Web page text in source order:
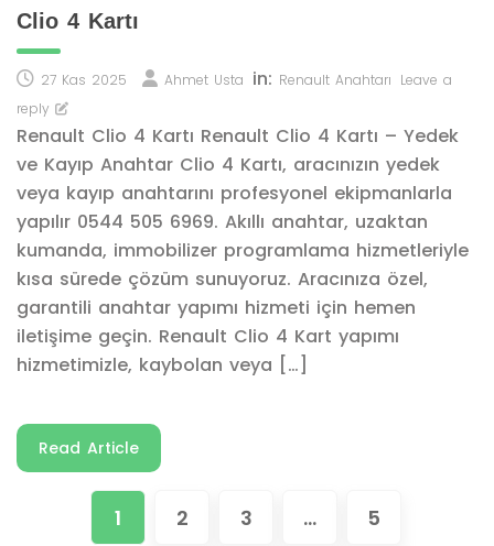
Clio 4 Kartı
27 Kas 2025 Ahmet Usta in: Renault Anahtarı Leave a
reply
Renault Clio 4 Kartı Renault Clio 4 Kartı – Yedek
ve Kayıp Anahtar Clio 4 Kartı, aracınızın yedek
veya kayıp anahtarını profesyonel ekipmanlarla
yapılır 0544 505 6969. Akıllı anahtar, uzaktan
kumanda, immobilizer programlama hizmetleriyle
kısa sürede çözüm sunuyoruz. Aracınıza özel,
garantili anahtar yapımı hizmeti için hemen
iletişime geçin. Renault Clio 4 Kart yapımı
hizmetimizle, kaybolan veya […]
Read Article
1 2 3 … 5